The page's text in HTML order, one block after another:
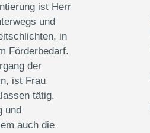
ist Herr
und
in
Förderbedarf.
der
ist Frau
tätig.
und
auch die